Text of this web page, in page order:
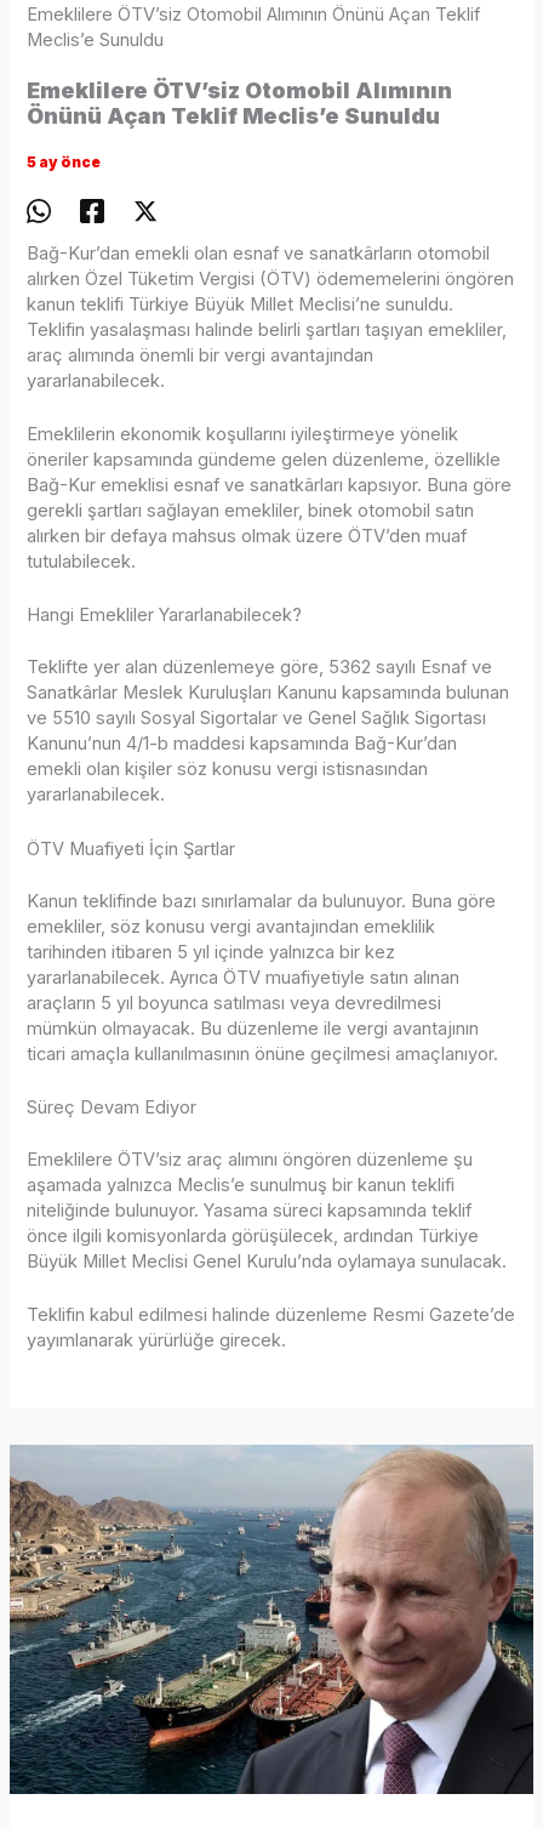
Emeklilere ÖTV’siz Otomobil Alımının Önünü Açan Teklif
Meclis’e Sunuldu
Emeklilere ÖTV’siz Otomobil Alımının
Önünü Açan Teklif Meclis’e Sunuldu
5 ay önce
Bağ-Kur’dan emekli olan esnaf ve sanatkârların otomobil
alırken Özel Tüketim Vergisi (ÖTV) ödememelerini öngören
kanun teklifi Türkiye Büyük Millet Meclisi’ne sunuldu.
Teklifin yasalaşması halinde belirli şartları taşıyan emekliler,
araç alımında önemli bir vergi avantajından
yararlanabilecek.
Emeklilerin ekonomik koşullarını iyileştirmeye yönelik
öneriler kapsamında gündeme gelen düzenleme, özellikle
Bağ-Kur emeklisi esnaf ve sanatkârları kapsıyor. Buna göre
gerekli şartları sağlayan emekliler, binek otomobil satın
alırken bir defaya mahsus olmak üzere ÖTV’den muaf
tutulabilecek.
Hangi Emekliler Yararlanabilecek?
Teklifte yer alan düzenlemeye göre, 5362 sayılı Esnaf ve
Sanatkârlar Meslek Kuruluşları Kanunu kapsamında bulunan
ve 5510 sayılı Sosyal Sigortalar ve Genel Sağlık Sigortası
Kanunu’nun 4/1-b maddesi kapsamında Bağ-Kur’dan
emekli olan kişiler söz konusu vergi istisnasından
yararlanabilecek.
ÖTV Muafiyeti İçin Şartlar
Kanun teklifinde bazı sınırlamalar da bulunuyor. Buna göre
emekliler, söz konusu vergi avantajından emeklilik
tarihinden itibaren 5 yıl içinde yalnızca bir kez
yararlanabilecek. Ayrıca ÖTV muafiyetiyle satın alınan
araçların 5 yıl boyunca satılması veya devredilmesi
mümkün olmayacak. Bu düzenleme ile vergi avantajının
ticari amaçla kullanılmasının önüne geçilmesi amaçlanıyor.
Süreç Devam Ediyor
Emeklilere ÖTV’siz araç alımını öngören düzenleme şu
aşamada yalnızca Meclis’e sunulmuş bir kanun teklifi
niteliğinde bulunuyor. Yasama süreci kapsamında teklif
önce ilgili komisyonlarda görüşülecek, ardından Türkiye
Büyük Millet Meclisi Genel Kurulu’nda oylamaya sunulacak.
Teklifin kabul edilmesi halinde düzenleme Resmi Gazete’de
yayımlanarak yürürlüğe girecek.